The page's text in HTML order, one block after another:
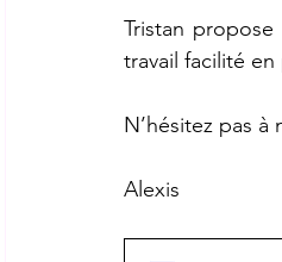
Tristan
travail facilité
N’hésitez pas
Alexis